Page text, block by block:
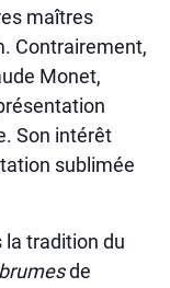
maîtres
Contrairement,
Monet,
Son intérêt
sublimée
la tradition du
de